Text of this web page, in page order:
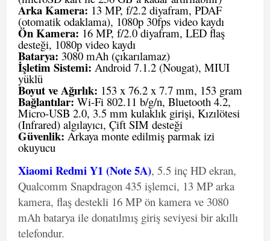
Arka Kamera: 13 MP, f/2.2 diyafram, PDAF
(otomatik odaklama), 1080p 30fps video kaydı
Ön Kamera: 16 MP, f/2.0 diyafram, LED flaş
desteği, 1080p video kaydı
Batarya: 3080 mAh (çıkarılamaz)
İşletim Sistemi: Android 7.1.2 (Nougat), MIUI
yüklü
Boyut ve Ağırlık: 153 x 76.2 x 7.7 mm, 153 gram
Bağlantılar: Wi-Fi 802.11 b/g/n, Bluetooth 4.2,
Micro-USB 2.0, 3.5 mm kulaklık girişi, Kızılötesi
(Infrared) algılayıcı, Çift SIM desteği
Güvenlik: Arkaya monte edilmiş parmak izi
okuyucu
Xiaomi Redmi Y1 (Note 5A), 5.5 inç HD ekran,
Qualcomm Snapdragon 435 işlemci, 13 MP arka
kamera, flaş destekli 16 MP ön kamera ve 3080
mAh batarya ile donatılmış giriş seviyesi bir akıllı
telefondur.